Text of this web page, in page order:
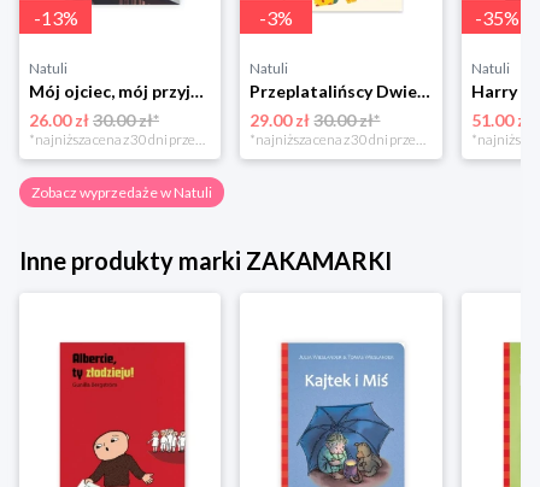
-13%
Natuli
Mój ojciec, mój przyjaciel Element
26.00 zł30.00 zł*
*najniższa cena z 30 dni przed obniżką
-3%
Natuli
Przeplatalińscy Dwie siostry
29.00 zł 30.00 zł*
*najniższa cena z 30 dni przed obniżką
-35%
Natuli
51.00 zł
Zobacz wyprzedaże w Natuli
Inne produkty marki ZAKAMARKI